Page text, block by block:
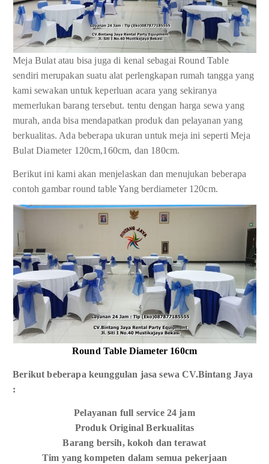
Meja Bulat atau bisa juga di kenal sebagai Round Table
sendiri merupakan suatu alat perlengkapan rumah tangga yang
kami sewakan untuk keperluan acara yang sekiranya
memerlukan barang tersebut. tentu dengan harga sewa yang
murah, anda bisa mendapatkan produk dan pelayanan yang
berkualitas. Ada beberapa ukuran untuk meja ini seperti Meja
Bulat Diameter 120cm,160cm, dan 180cm.
Berikut ini kami akan menjelaskan dan menujukan beberapa
contoh gambar round table Yang berdiameter 120cm.
Round Table Diameter 160cm
Berikut beberapa keunggulan jasa sewa CV.Bintang Jaya
:
Pelayanan full service 24 jam
Produk Original Berkualitas
Barang bersih, kokoh dan terawat
Tim yang kompeten dalam semua pekerjaan